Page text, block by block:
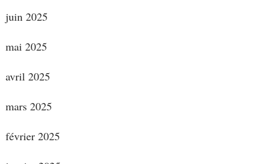
juin 2025
mai 2025
avril 2025
mars 2025
février 2025